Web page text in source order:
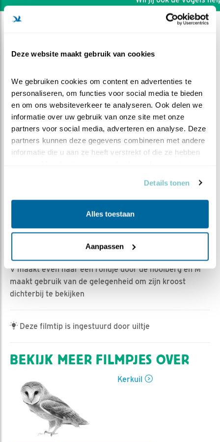
Deze website maakt gebruik van cookies
We gebruiken cookies om content en advertenties te
personaliseren, om functies voor social media te bieden
en om ons websiteverkeer te analyseren. Ook delen we
informatie over uw gebruik van onze site met onze
partners voor social media, adverteren en analyse. Deze
partners kunnen deze gegevens combineren met andere
informatie die u aan ze heeft verstrekt of die ze hebben
Details tonen
Alles toestaan
Aanpassen
M neemt een kijkje bij zijn
Bewaar dit filmpje |
V maakt even haar een rondje door de hooiberg en M
maakt gebruik van de gelegenheid om zijn kroost
dichterbij te bekijken
Deze filmtip is ingestuurd door uiltje
BEKIJK MEER FILMPJES OVER
Kerkuil